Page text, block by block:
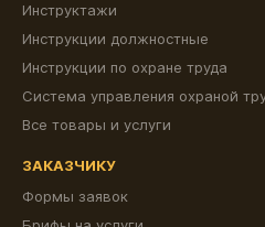
Инструктажи
Инструкции должностные
Инструкции по охране труда
Система управления охраной
Все товары и услуги
ЗАКАЗЧИКУ
Формы заявок